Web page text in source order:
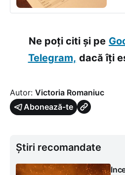
Ne poți citi și pe
Telegram, dacă îți
Autor: Victoria Romaniuc
Abonează-te
Știri recomandate